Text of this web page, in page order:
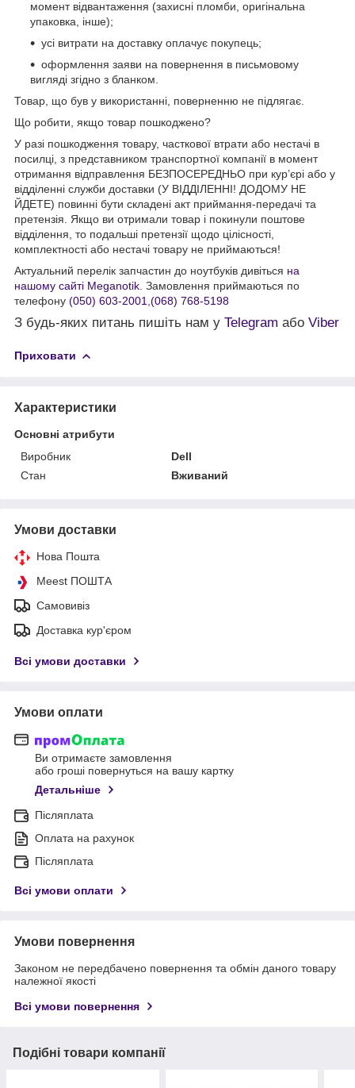
момент відвантаження (захисні пломби, оригінальна
упаковка, інше);
усі витрати на доставку оплачує покупець;
оформлення заяви на повернення в письмовому
вигляді згідно з бланком.
Товар, що був у використанні, поверненню не підлягає.
Що робити, якщо товар пошкоджено?
У разі пошкодження товару, часткової втрати або нестачі в
посилці, з представником транспортної компанії в момент
отримання відправлення БЕЗПОСЕРЕДНЬО при кур’єрі або у
відділенні служби доставки (У ВІДДІЛЕННІ! ДОДОМУ НЕ
ЙДЕТЕ) повинні бути складені акт приймання-передачі та
претензія. Якщо ви отримали товар і покинули поштове
відділення, то подальші претензії щодо цілісності,
комплектності або нестачі товару не приймаються!
Актуальний перелік запчастин до ноутбуків дивіться на
нашому сайті Meganotik . Замовлення приймаються по
телефону (050) 603-2001 (068) 768-5198
З будь-яких питань пишіть нам у Telegram або Viber
Приховати
Характеристики
Основні атрибути
Виробник
Dell
Стан
Вживаний
Умови доставки
Нова Пошта
Meest ПОШТА
Самовивіз
Доставка кур'єром
Всі умови доставки
Умови оплати
Ви отримаєте замовлення
або гроші повернуться на вашу картку
Детальніше
Післяплата
Оплата на рахунок
Післяплата
Всі умови оплати
Умови повернення
Законом не передбачено повернення та обмін даного товару
належної якості
Всі умови повернення
Подібні товари компанії